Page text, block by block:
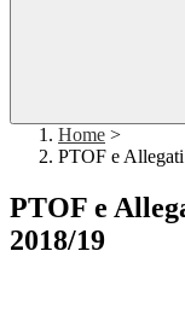
Home >
PTOF e
PTOF e
2018/19